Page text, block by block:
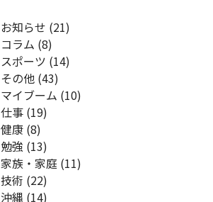
お知らせ (21)
コラム (8)
スポーツ (14)
その他 (43)
マイブーム (10)
仕事 (19)
健康 (8)
勉強 (13)
家族・家庭 (11)
技術 (22)
沖縄 (14)